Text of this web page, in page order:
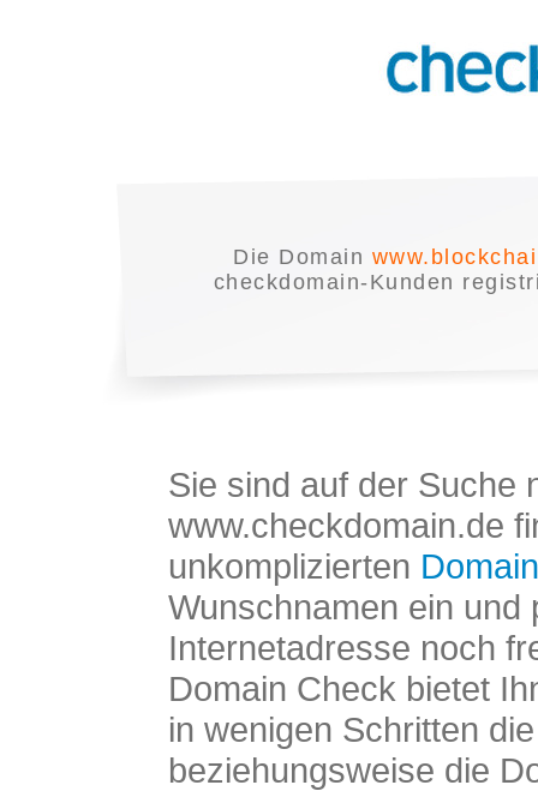
Die Domain
checkdomain-Kunden
Sie sind auf der Suche
www.checkdomain.de
unkomplizierten
Wunschnamen ein und
Internetadresse noch
Domain Check bietet
in wenigen Schritten
beziehungsweise die